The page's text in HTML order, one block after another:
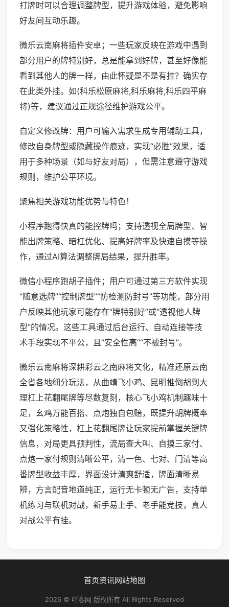
打牌时可以合理调整牌型，提升游戏体验，避免影响
好友间互动乐趣。
微乐云南麻将插件安卓；一些玩家反映在游戏中遇到
部分用户的牌特别好，总是能拿到好牌，甚至好像能
看到其他人的牌一样，由此怀疑是不是有挂？确实存
在此类外挂。如(科乐松原麻将,科乐麻将,科乐四平麻
将)等，建议通过正规途径维护游戏公平。
自定义修改牌：用户可输入需求生成专用辅助工具，
修改自身牌型或隐藏操作痕迹，实现“必胜”效果，适
用于多种场景（如与好友对局），但需注意遵守游戏
规则，维护公平环境。
聚焦相关游戏功能优势与特色！
小程序跑得快真的能控牌吗；支持透视全局牌型、智
能出牌策略、暗杠优化、提高好牌率及快速自摸等操
作，通过AI算法调整牌局结果，提升胜率。
微信小程序跑胡子插件；用户可通过第三方软件实现
“随意选牌”“控制牌型”“防检测防封号”等功能，部分用
户反映其他玩家可能存在“牌特别好”或“透视他人牌
型”的情况。这些工具通过后台运行、自动连接等技
术手段实现不平公，且“安全性高”“不被封号”。
微乐云南麻将深耕彩云之南麻将文化，精准还原云南
全省各地细分玩法，从曲靖飞小鸡、昆明推倒胡到大
理杠上花翻尾牌等尽数复刻，核心飞小鸡机制趣味十
足，幺鸡万能百搭、点炮独自包赔，既提升胡牌概率
又强化策略性，杠上花翻尾牌让玩家提前掌握关键牌
信息，对局更具预判性，流局查大叫、自摸三家付、
点炮一家付规则清晰公平，清一色、七对、门清等高
番牌型收益丰厚，界面设计清爽舒适，牌面清晰易
辨，方言配音地道纯正，运行无卡顿无广告，支持单
机练习与联机对战，新手易上手、老手能竞技，真人
对战公平有挂。
首页资讯网站地图
2026 © 吖客网 版权所有 All Rights Reserved